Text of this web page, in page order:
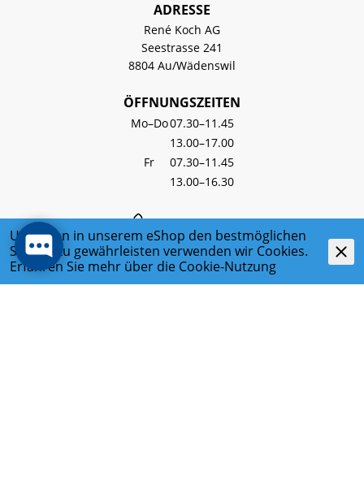
ADRESSE
René Koch AG
Seestrasse 241
8804 Au/Wädenswil
ÖFFNUNGSZEITEN
Mo–Do07.30–11.45
13.00–17.00
Fr
07.30–11.45
13.00–16.30
+41 44 782 60 00
info@kochag.ch
Um Ihnen in unserem eShop den bestmöglichen
Service zu gewährleisten verwenden wir Cookies.
Erfahren Sie mehr über die Cookie-Nutzung